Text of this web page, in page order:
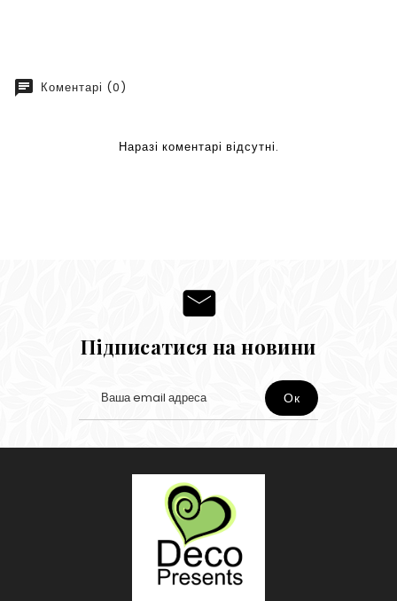
chat Коментарі (0)
Наразі коментарі відсутні.
Підписатися на новини